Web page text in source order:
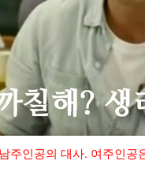
주인공의 대사. 여주인공